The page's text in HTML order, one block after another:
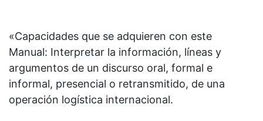
«Capacidades que se adquieren con este
Manual: Interpretar la información, líneas y
argumentos de un discurso oral, formal e
informal, presencial o retransmitido, de una
operación logística internacional.